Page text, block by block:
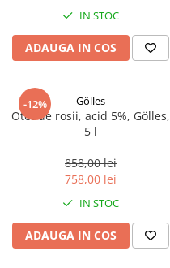
IN STOC
ADAUGA IN COS
-12% Gölles
Otet de rosii, acid 5%, Gölles,
5 l
858,00 lei
758,00 lei
IN STOC
ADAUGA IN COS